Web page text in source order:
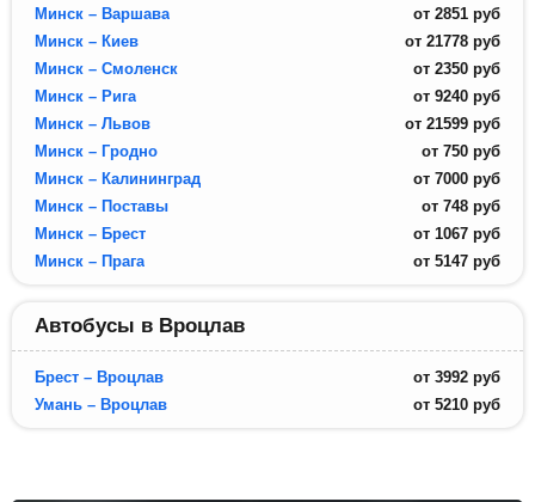
Минск – Варшава
от 2851 руб
Минск – Киев
от 21778 руб
Минск – Смоленск
от 2350 руб
Минск – Рига
от 9240 руб
Минск – Львов
от 21599 руб
Минск – Гродно
от 750 руб
Минск – Калининград
от 7000 руб
Минск – Поставы
от 748 руб
Минск – Брест
от 1067 руб
Минск – Прага
от 5147 руб
Автобусы в Вроцлав
Брест – Вроцлав от 3992 руб
Умань – Вроцлав
от 5210 руб